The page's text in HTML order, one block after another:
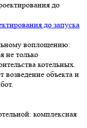
до запуска
воплощению:
не только
котельных.
возведение объекта и